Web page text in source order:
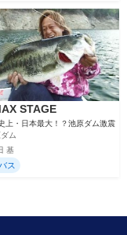
STAGE
上・日本最大！？池原ダム激震
ム
基
ス